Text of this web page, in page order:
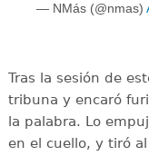
— NMás (@nmas)
Tras la sesión de
tribuna y encaró
la palabra. Lo
en el cuello, y tiró